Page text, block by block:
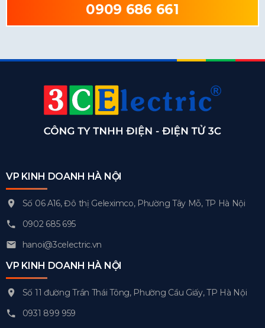
0909 686 661
VP KINH DOANH HÀ NỘI
Số 06 A16, Đô thị Geleximco, Phường Tây Mỗ, TP Hà Nội
0902 685 695
hanoi@3celectric.vn
VP KINH DOANH HÀ NỘI
Số 11 đường Trần Thái Tông, Phường Cầu Giấy, TP Hà Nội
0931 899 959